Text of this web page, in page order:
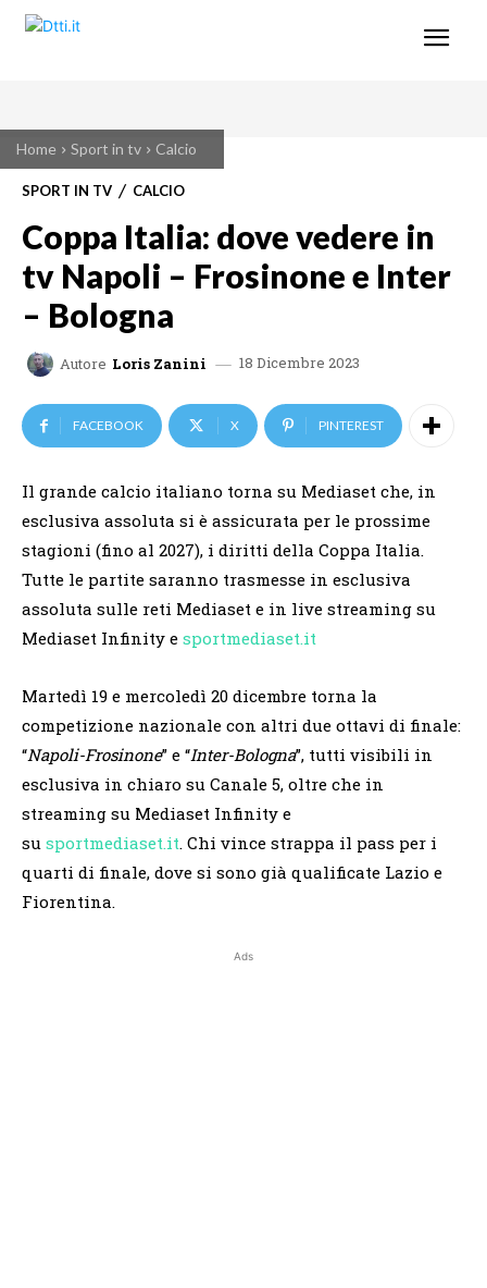
Home Sport in tv Calcio
SPORT IN TV CALCIO
Coppa Italia: dove vedere in
tv Napoli – Frosinone e Inter
– Bologna
Autore Loris Zanini 18 Dicembre 2023
FACEBOOK X PINTEREST
Il grande calcio italiano torna su Mediaset che, in
esclusiva assoluta si è assicurata per le prossime
stagioni (fino al 2027), i diritti della Coppa Italia.
Tutte le partite saranno trasmesse in esclusiva
assoluta sulle reti Mediaset e in live streaming su
Mediaset Infinity e sportmediaset.it
Martedì 19 e mercoledì 20 dicembre torna la
competizione nazionale con altri due ottavi di finale:
“Napoli-Frosinone” e “Inter-Bologna”, tutti visibili in
esclusiva in chiaro su Canale 5, oltre che in
streaming su Mediaset Infinity e
su sportmediaset.it. Chi vince strappa il pass per i
quarti di finale, dove si sono già qualificate Lazio e
Fiorentina.
Ads